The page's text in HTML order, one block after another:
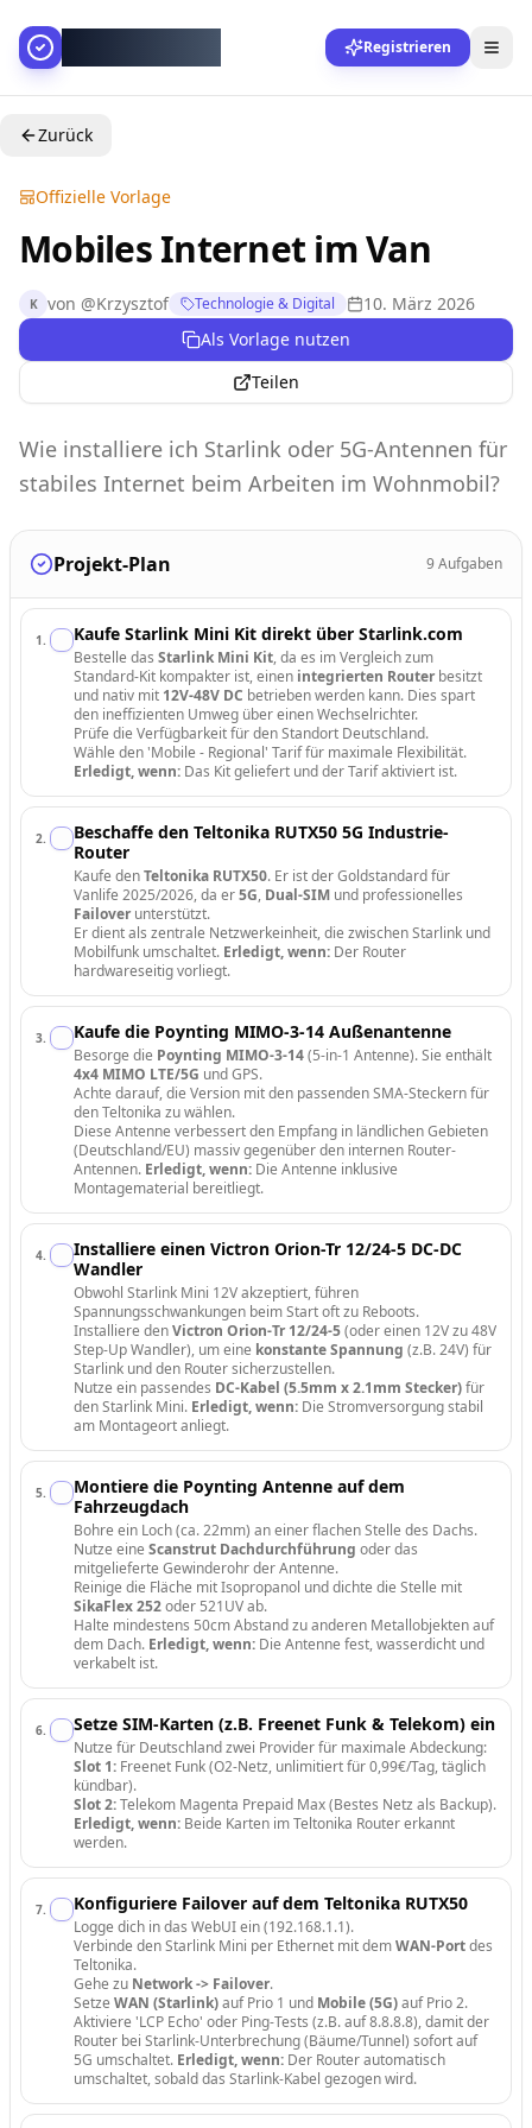
Registrieren
Zurück
Offizielle Vorlage
Mobiles Internet im Van
K von @Krzysztof Technologie & Digital
10. März 2026
Als Vorlage nutzen
Teilen
Wie installiere ich Starlink oder 5G-Antennen für
stabiles Internet beim Arbeiten im Wohnmobil?
Projekt-Plan 9Aufgaben
1 . Kaufe Starlink Mini Kit direkt über Starlink.com
Bestelle das Starlink Mini Kit, da es im Vergleich zum
Standard-Kit kompakter ist, einen integrierten Router besitzt
und nativ mit 12V-48V DC betrieben werden kann. Dies spart
den ineffizienten Umweg über einen Wechselrichter.
Prüfe die Verfügbarkeit für den Standort Deutschland.
Wähle den 'Mobile - Regional' Tarif für maximale Flexibilität.
Erledigt, wenn: Das Kit geliefert und der Tarif aktiviert ist.
2.
Beschaffe den Teltonika RUTX50 5G Industrie-
Router
Kaufe denTeltonika RUTX50. Er ist der Goldstandard für
Vanlife 2025/2026, da er5G, Dual-SIM und professionelles
Failover unterstützt.
Er dient als zentrale Netzwerkeinheit, die zwischen Starlink und
Mobilfunk umschaltet. Erledigt, wenn: Der Router
hardwareseitig vorliegt.
3. Kaufe die Poynting MIMO-3-14 Außenantenne
Besorge die Poynting MIMO-3-14(5-in-1 Antenne). Sie enthält
4x4 MIMO LTE/5G und GPS.
Achte darauf, die Version mit den passenden SMA-Steckern für
den Teltonika zu wählen.
Diese Antenne verbessert den Empfang in ländlichen Gebieten
(Deutschland/EU) massiv gegenüber den internen Router-
Antennen. Erledigt, wenn: Die Antenne inklusive
Montagematerial bereitliegt.
4.
Installiere einen Victron Orion-Tr 12/24-5 DC-DC
Wandler
Obwohl Starlink Mini 12V akzeptiert, führen
Spannungsschwankungen beim Start oft zu Reboots.
Installiere denVictron Orion-Tr 12/24-5(oder einen 12V zu 48V
Step-Up Wandler), um eine konstante Spannung (z.B. 24V) für
Starlink und den Router sicherzustellen.
Nutze ein passendes DC-Kabel (5.5mm x 2.1mm Stecker)für
den Starlink Mini. Erledigt, wenn: Die Stromversorgung stabil
am Montageort anliegt.
5.
Montiere die Poynting Antenne auf dem
Fahrzeugdach
Bohre ein Loch (ca. 22mm) an einer flachen Stelle des Dachs.
Nutze eine Scanstrut Dachdurchführung oder das
mitgelieferte Gewinderohr der Antenne.
Reinige die Fläche mit Isopropanol und dichte die Stelle mit
SikaFlex 252oder 521UV ab.
Halte mindestens 50cm Abstand zu anderen Metallobjekten auf
dem Dach. Erledigt, wenn: Die Antenne fest, wasserdicht und
verkabelt ist.
6. Setze SIM-Karten (z.B. Freenet Funk & Telekom) ein
Nutze für Deutschland zwei Provider für maximale Abdeckung:
Slot 1: Freenet Funk (O2-Netz, unlimitiert für 0,99€/Tag, täglich
kündbar).
Slot 2:Telekom Magenta Prepaid Max (Bestes Netz als Backup).
Erledigt, wenn: Beide Karten im Teltonika Router erkannt
werden.
7. Konfiguriere Failover auf dem Teltonika RUTX50
Logge dich in das WebUI ein (192.168.1.1).
Verbinde den Starlink Mini per Ethernet mit demWAN-Portdes
Teltonika.
Gehe zu Network -> Failover.
Setze WAN (Starlink)auf Prio 1 und Mobile (5G)auf Prio 2.
Aktiviere 'LCP Echo' oder Ping-Tests (z.B. auf 8.8.8.8), damit der
Router bei Starlink-Unterbrechung (Bäume/Tunnel) sofort auf
5G umschaltet. Erledigt, wenn: Der Router automatisch
umschaltet, sobald das Starlink-Kabel gezogen wird.